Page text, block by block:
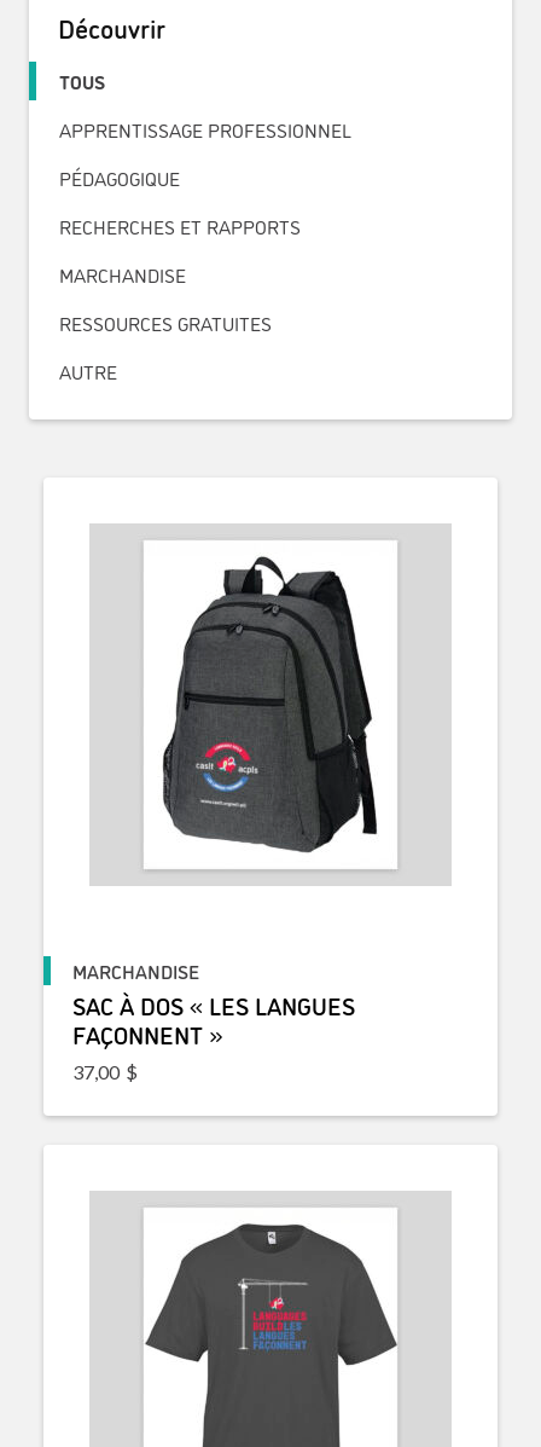
Découvrir
TOUS
APPRENTISSAGE PROFESSIONNEL
PÉDAGOGIQUE
RECHERCHES ET RAPPORTS
MARCHANDISE
RESSOURCES GRATUITES
AUTRE
MARCHANDISE
SAC À DOS « LES LANGUES
FAÇONNENT »
37,00 $